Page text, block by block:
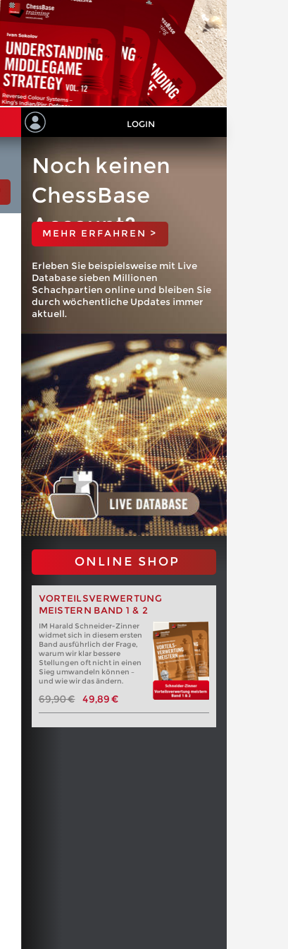
LOGIN
Noch keinen
ChessBase
Account?
MEHR ERFAHREN >
Erleben Sie beispielsweise mit Live
Database sieben Millionen
Schachpartien online und bleiben Sie
durch wöchentliche Updates immer
aktuell.
ONLINE SHOP
VORTEILSVERWERTUNG
MEISTERN BAND 1 & 2
IM Harald Schneider-Zinner
widmet sich in diesem ersten
Band ausführlich der Frage,
warum wir klar bessere
Stellungen oft nicht in einen
Sieg umwandeln können –
und wie wir das ändern.
69,90 € 49,89 €